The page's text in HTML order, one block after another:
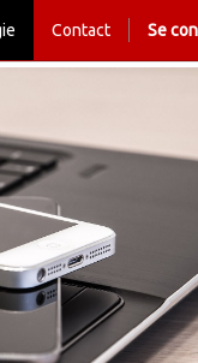
Contact Se